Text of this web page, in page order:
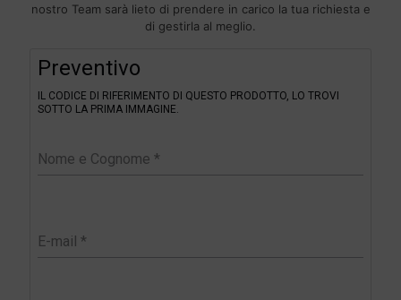
nostro Team sarà lieto di prendere in carico la tua richiesta e
di gestirla al meglio.
Preventivo
IL CODICE DI RIFERIMENTO DI QUESTO PRODOTTO, LO TROVI
SOTTO LA PRIMA IMMAGINE.